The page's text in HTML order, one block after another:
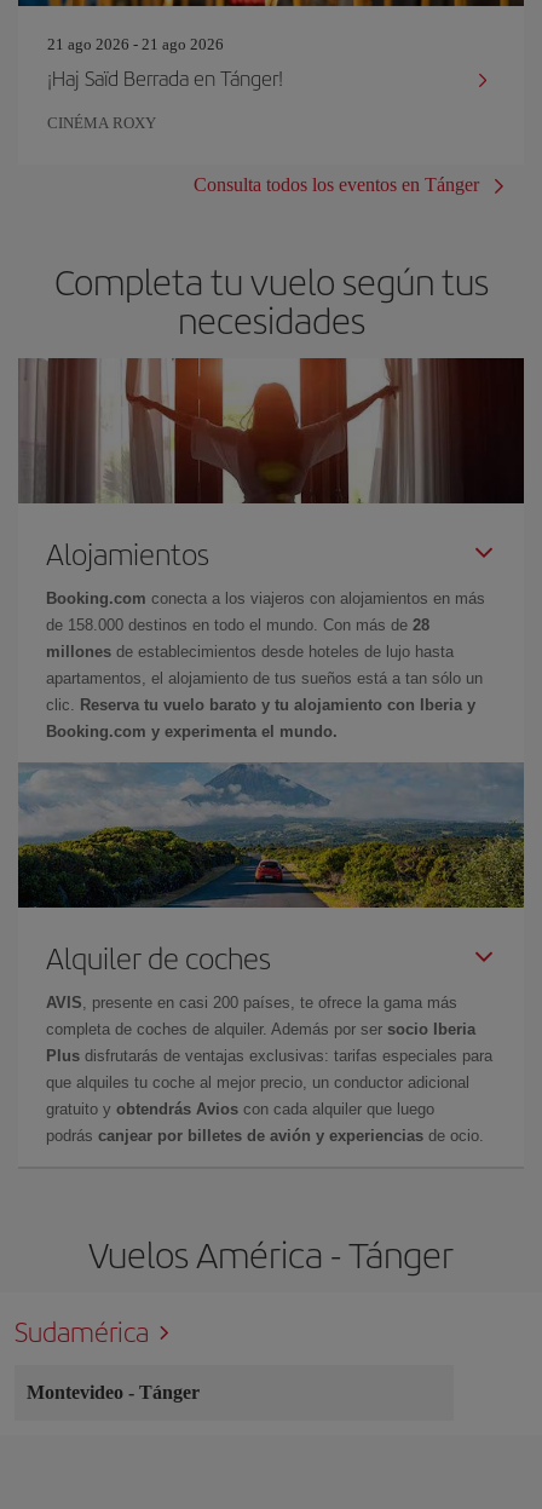
21 ago 2026 - 21 ago 2026
¡Haj Saïd Berrada en Tánger!
CINÉMA ROXY
Consulta todos los eventos en Tánger
Completa tu vuelo según tus
necesidades
Alojamientos
Booking.com conecta a los viajeros con alojamientos en más
de 158.000 destinos en todo el mundo. Con más de 28
millones de establecimientos desde hoteles de lujo hasta
apartamentos, el alojamiento de tus sueños está a tan sólo un
clic.
Reserva tu vuelo barato y tu alojamiento con Iberia y
Booking.com y experimenta el mundo.
Alquiler de coches
AVIS , presente en casi 200 países, te ofrece la gama más
completa de coches de alquiler. Además por ser socio Iberia
Plus disfrutarás de ventajas exclusivas: tarifas especiales para
que alquiles tu coche al mejor precio, un conductor adicional
gratuito y obtendrás Avios con cada alquiler que luego
podrás canjear por billetes de avión y experiencias de ocio.
Vuelos América - Tánger
Sudamérica
Montevideo - Tánger